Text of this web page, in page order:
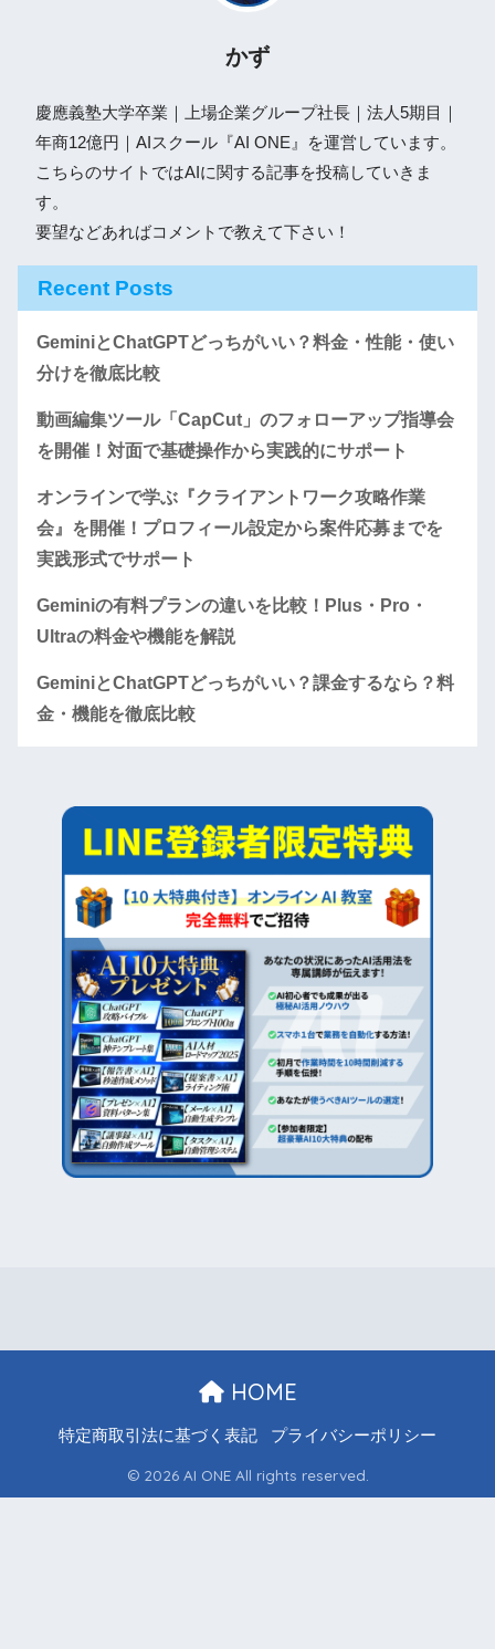
かず
慶應義塾大学卒業｜上場企業グループ社長｜法人5期目｜
年商12億円｜AIスクール『AI ONE』を運営しています。
こちらのサイトではAIに関する記事を投稿していきま
す。
要望などあればコメントで教えて下さい！
Recent Posts
GeminiとChatGPTどっちがいい？料金・性能・使い
分けを徹底比較
動画編集ツール「CapCut」のフォローアップ指導会
を開催！対面で基礎操作から実践的にサポート
オンラインで学ぶ『クライアントワーク攻略作業
会』を開催！プロフィール設定から案件応募までを
実践形式でサポート
Geminiの有料プランの違いを比較！Plus・Pro・
Ultraの料金や機能を解説
GeminiとChatGPTどっちがいい？課金するなら？料
金・機能を徹底比較
HOME
特定商取引法に基づく表記 プライバシーポリシー
© 2026 AI ONE All rights reserved.